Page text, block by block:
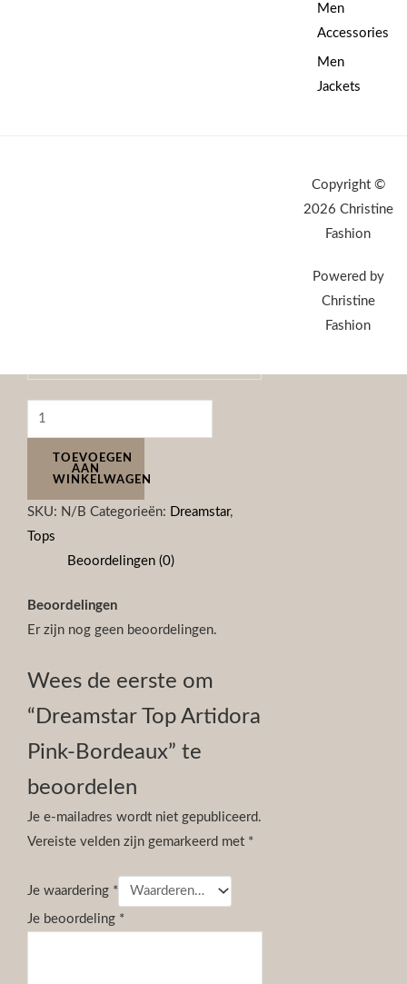
TOEVOEGEN
AAN
WINKELWAGEN
SKU: N/B Categorieën: Dreamstar,
Tops
Beoordelingen (0)
Beoordelingen
Er zijn nog geen beoordelingen.
Wees de eerste om
“Dreamstar Top Artidora
Pink-Bordeaux” te
beoordelen
Je e-mailadres wordt niet gepubliceerd.
Vereiste velden zijn gemarkeerd met *
Je waardering *
Je beoordeling *
Men
Accessories
Men
Jackets
Copyright ©
2026 Christine
Fashion
Powered by
Christine
Fashion